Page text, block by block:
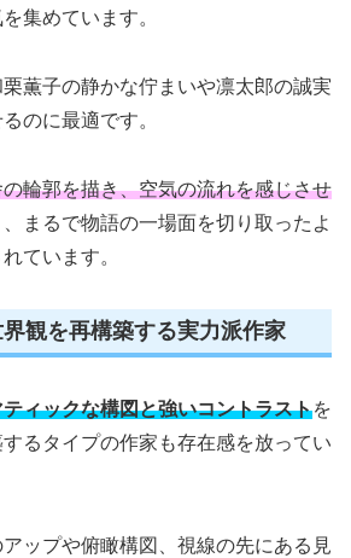
集めています。
薫子の静かな佇まいや凛太郎の誠実
のに最適です。
輪郭を描き、空気の流れを感じさせ
まるで物語の一場面を切り取ったよ
ています。
観を再構築する実力派作家
ィックな構図と強いコントラストを
るタイプの作家も存在感を放ってい
ップや俯瞰構図、視線の先にある見